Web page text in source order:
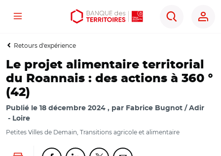
Aller
contenu
Aller
menu
Ouvrir
outils
Menu
Rechercher
Retours d'expérience
Le projet alimentaire territorial
du Roannais : des actions à 360 °
(42)
Publié le 18 décembre 2024 par Fabrice Bugnot / Adir
Loire
Petites Villes de Demain, Transitions agricole et alimentaire